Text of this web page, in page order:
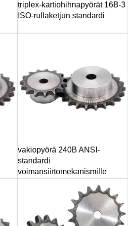
triplex-kartiohihnapyörät 16B-3
ISO-rullaketjun standardi
vakiopyörä 240B ANSI-
standardi
voimansiirtomekanismille